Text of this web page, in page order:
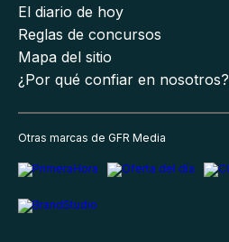
El diario de hoy
Reglas de concursos
Mapa del sitio
¿Por qué confiar en nosotros?
Otras marcas de GFR Media